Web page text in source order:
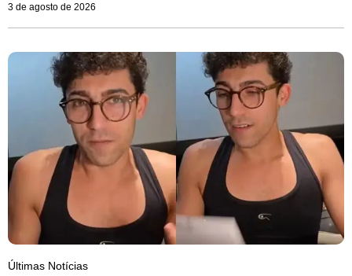
3 de agosto de 2026
Últimas Notícias